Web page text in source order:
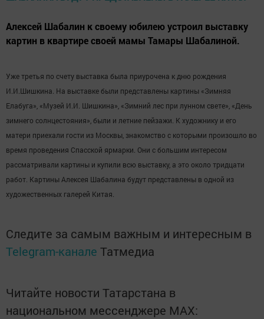
Алексей Шабалин к своему юбилею устроил выставку
картин в квартире своей мамы Тамары Шабалиной.
Уже третья по счету выставка была приурочена к дню рождения
И.И.Шишкина. На выставке были представлены картины «Зимняя
Елабуга», «Музей И.И. Шишкина», «Зимний лес при лунном свете», «День
зимнего солнцестояния», были и летние пейзажи. К художнику и его
матери приехали гости из Москвы, знакомство с которыми произошло во
время проведения Спасской ярмарки. Они с большим интересом
рассматривали картины и купили всю выставку, а это около тридцати
работ. Картины Алексея Шабалина будут представлены в одной из
художественных галерей Китая.
Следите за самым важным и интересным в
Telegram-канале Татмедиа
Читайте новости Татарстана в
национальном мессенджере MАХ: